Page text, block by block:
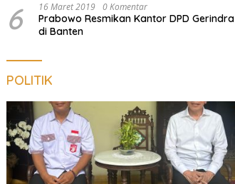
6 16 Maret 2019 0 Komentar
Prabowo Resmikan Kantor DPD Gerindra
di Banten
POLITIK